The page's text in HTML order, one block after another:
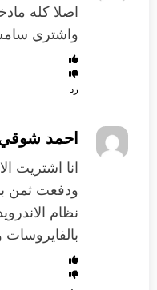
اصلا كله
واشتري
رد
احمد
ودفعت ثمن
نظام